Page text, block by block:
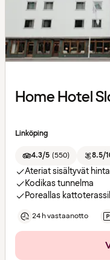
Home Hotel
Linköping
4.3/5 (550) 8.5/
Ateriat sisältyvät
Kodikas tunnelma
Poreallas
24 h vastaanotto